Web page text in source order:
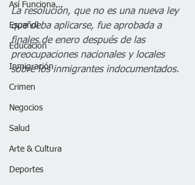
Así Funciona...
Español
Educación
Inmigración
Crimen
Negocios
Salud
Arte & Cultura
Deportes
La resolución, que no es una nueva ley
que deba aplicarse, fue aprobada a
finales de enero después de las
preocupaciones nacionales y locales
sobre los inmigrantes indocumentados.